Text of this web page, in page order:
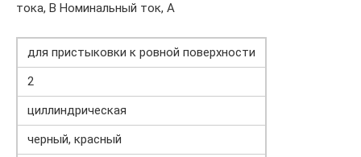
тока, В Номинальный ток, А
для пристыковки к ровной поверхности
2
циллиндрическая
черный, красный